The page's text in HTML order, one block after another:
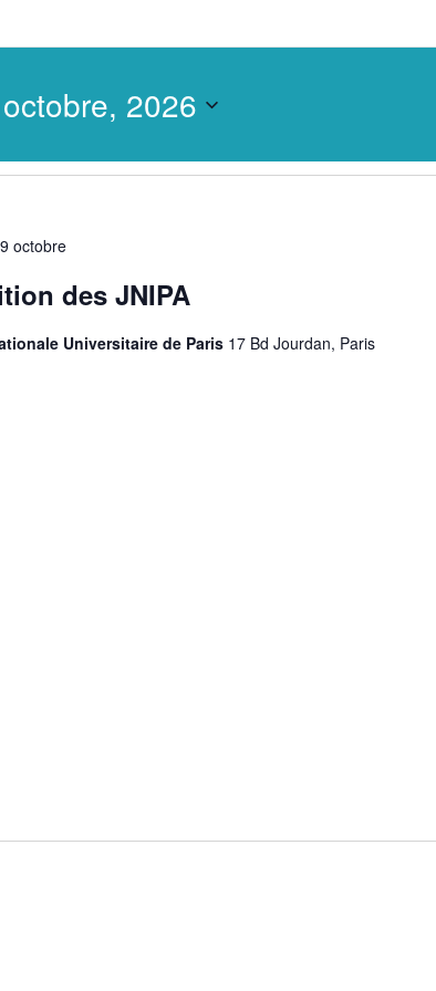
2026
9 octobre
des JNIPA
Universitaire de Paris 17 Bd Jourdan, Paris